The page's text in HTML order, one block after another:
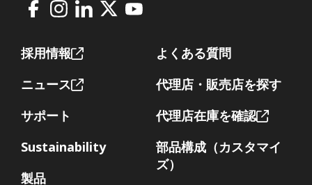
Facebook
Instagram
LinkedIn
X Youtube
Footer
採用情報
ニュース
サポート
Sustainability
製品
よくある質問
代理店・販売店を探す
代理店在庫を確認
部品構成（カスタマイ
ズ）